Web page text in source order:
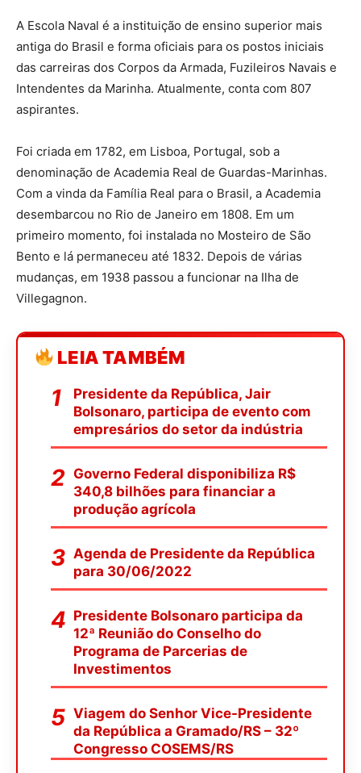
A Escola Naval é a instituição de ensino superior mais
antiga do Brasil e forma oficiais para os postos iniciais
das carreiras dos Corpos da Armada, Fuzileiros Navais e
Intendentes da Marinha. Atualmente, conta com 807
aspirantes.
Foi criada em 1782, em Lisboa, Portugal, sob a
denominação de Academia Real de Guardas-Marinhas.
Com a vinda da Família Real para o Brasil, a Academia
desembarcou no Rio de Janeiro em 1808. Em um
primeiro momento, foi instalada no Mosteiro de São
Bento e lá permaneceu até 1832. Depois de várias
mudanças, em 1938 passou a funcionar na Ilha de
Villegagnon.
LEIA TAMBÉM
Presidente da República, Jair
Bolsonaro, participa de evento com
empresários do setor da indústria
Governo Federal disponibiliza R$
340,8 bilhões para financiar a
produção agrícola
Agenda de Presidente da República
para 30/06/2022
Presidente Bolsonaro participa da
12ª Reunião do Conselho do
Programa de Parcerias de
Investimentos
Viagem do Senhor Vice-Presidente
da República a Gramado/RS – 32º
Congresso COSEMS/RS